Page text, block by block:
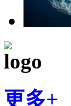
更多+